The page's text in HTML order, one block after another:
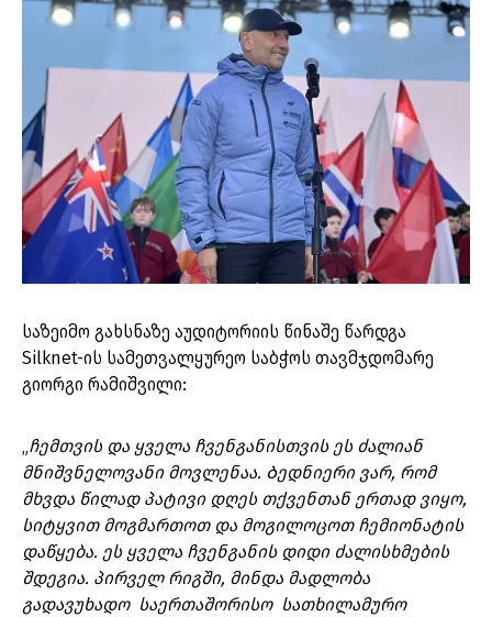
საზეიმო გახსნაზე აუდიტორიის წინაშე წარდგა
Silknet-ის სამეთვალყურეო საბჭოს თავმჯდომარე
გიორგი რამიშვილი:
„ჩემთვის და ყველა ჩვენგანისთვის ეს ძალიან
მნიშვნელოვანი მოვლენაა. Ბედნიერი ვარ, რომ
მხვდა წილად პატივი დღეს თქვენთან ერთად ვიყო,
სიტყვით მოგმართოთ და მოგილოცოთ ჩემიონატის
დაწყება. ეს ყველა ჩვენგანის დიდი ძალისხმების
შდეგია. პირველ რიგში, მინდა მადლობა
გადავუხადო საერთაშორისო სათხილამურო